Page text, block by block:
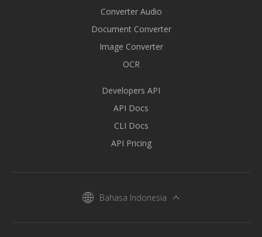
Converter Audio
Document Converter
Image Converter
OCR
Developers API
API Docs
CLI Docs
API Pricing
Bahasa Indonesia